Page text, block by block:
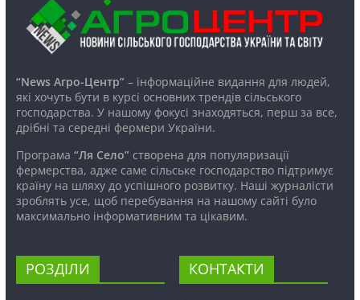
“News Агро-Центр”– інформаційне видання для людей,
які хочуть бути в курсі основних трендів сільського
господарства. У нашому фокусі знаходяться, перш за все,
дрібні та середні фермери України.
Програма “Ля Село”створена для популяризації
фермерства, адже саме сільське господарство підтримує
країну на шляху до успішного розвитку. Наші журналісти
зроблять усе, щоб перебування на нашому сайті було
максимально інформативним та цікавим.
РОЗДІЛИ КОНТАКТИ